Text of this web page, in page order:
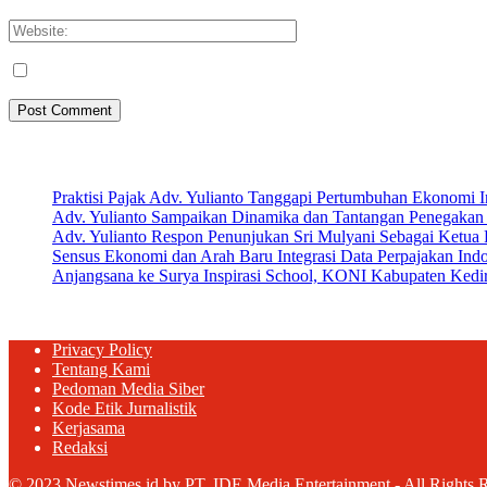
Praktisi Pajak Adv. Yulianto Tanggapi Pertumbuhan Ekonomi
Adv. Yulianto Sampaikan Dinamika dan Tantangan
Adv. Yulianto Respon Penunjukan Sri Mulyani Sebagai Ketua
Sensus Ekonomi dan Arah Baru Integrasi Data Perpajakan
Anjangsana ke Surya Inspirasi School, KONI Kabupaten
Privacy Policy
Tentang Kami
Pedoman Media Siber
Kode Etik Jurnalistik
Kerjasama
Redaksi